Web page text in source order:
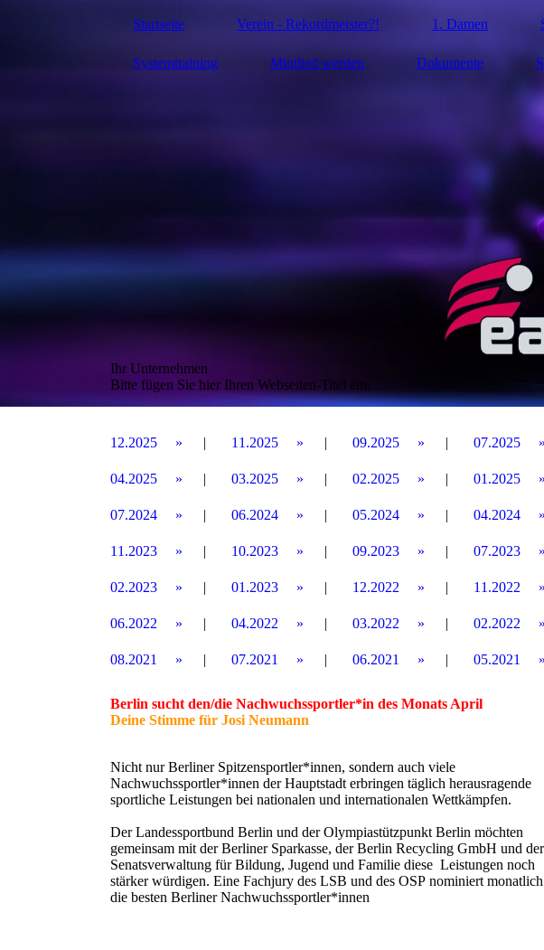
Startseite Verein - Rekordmeister?! 1. Damen
Systemtraining Mitglied werden Dokumente
Ihr Unternehmen
Bitte fügen Sie hier Ihren Webseiten-Titel ein.
12.2025 11.2025 09.2025 07.2025
04.2025 03.2025 02.2025 01.2025
07.2024 06.2024 05.2024 04.2024
11.2023 10.2023 09.2023 07.2023
02.2023 01.2023 12.2022 11.2022
06.2022 04.2022 03.2022 02.2022
08.2021 07.2021 06.2021 05.2021
Berlin sucht den/die Nachwuchssportler*in des Monats April
Deine Stimme für Josi Neumann
Nicht nur Berliner Spitzensportler*innen, sondern auch viele
Nachwuchssportler*innen der Hauptstadt erbringen täglich herausragende
sportliche Leistungen bei nationalen und internationalen Wettkämpfen.
Der Landessportbund Berlin und der Olympiastützpunkt Berlin möchten
gemeinsam mit der Berliner Sparkasse, der Berlin Recycling GmbH und der
Senatsverwaltung für Bildung, Jugend und Familie diese Leistungen noch
stärker würdigen. Eine Fachjury des LSB und des OSP nominiert monatlich
die besten Berliner Nachwuchssportler*innen